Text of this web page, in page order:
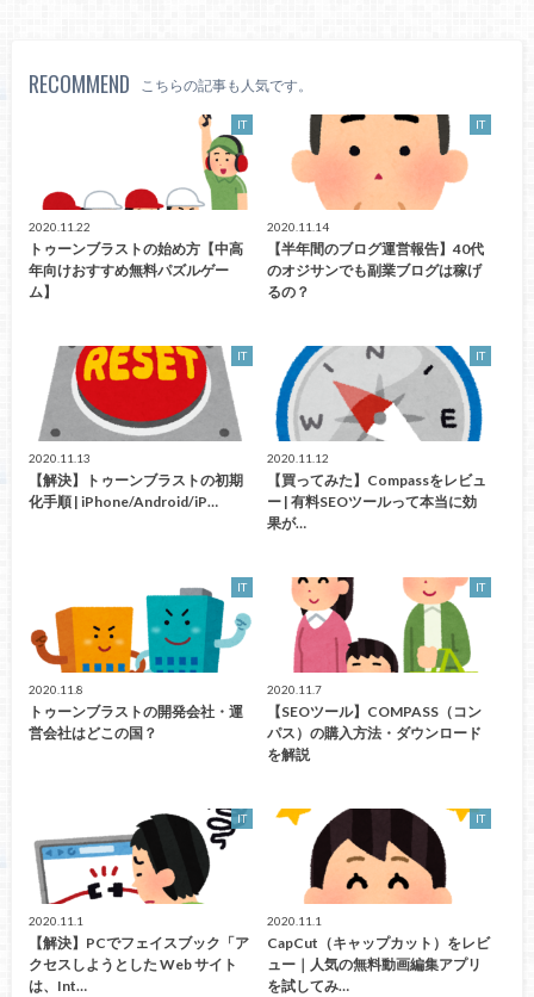
RECOMMEND こちらの記事も人気です。
IT
2020.11.22
トゥーンブラストの始め方【中高
年向けおすすめ無料パズルゲー
ム】
IT
2020.11.14
【半年間のブログ運営報告】40代
のオジサンでも副業ブログは稼げ
るの？
IT
2020.11.13
【解決】トゥーンブラストの初期
化手順 | iPhone/Android/iP…
IT
2020.11.12
【買ってみた】Compassをレビュ
ー | 有料SEOツールって本当に効
果が…
IT
2020.11.8
トゥーンブラストの開発会社・運
営会社はどこの国？
IT
2020.11.7
【SEOツール】COMPASS（コン
パス）の購入方法・ダウンロード
を解説
IT
2020.11.1
【解決】PCでフェイスブック「ア
クセスしようとした Web サイト
は、Int…
IT
2020.11.1
CapCut（キャップカット）をレビ
ュー｜人気の無料動画編集アプリ
を試してみ…